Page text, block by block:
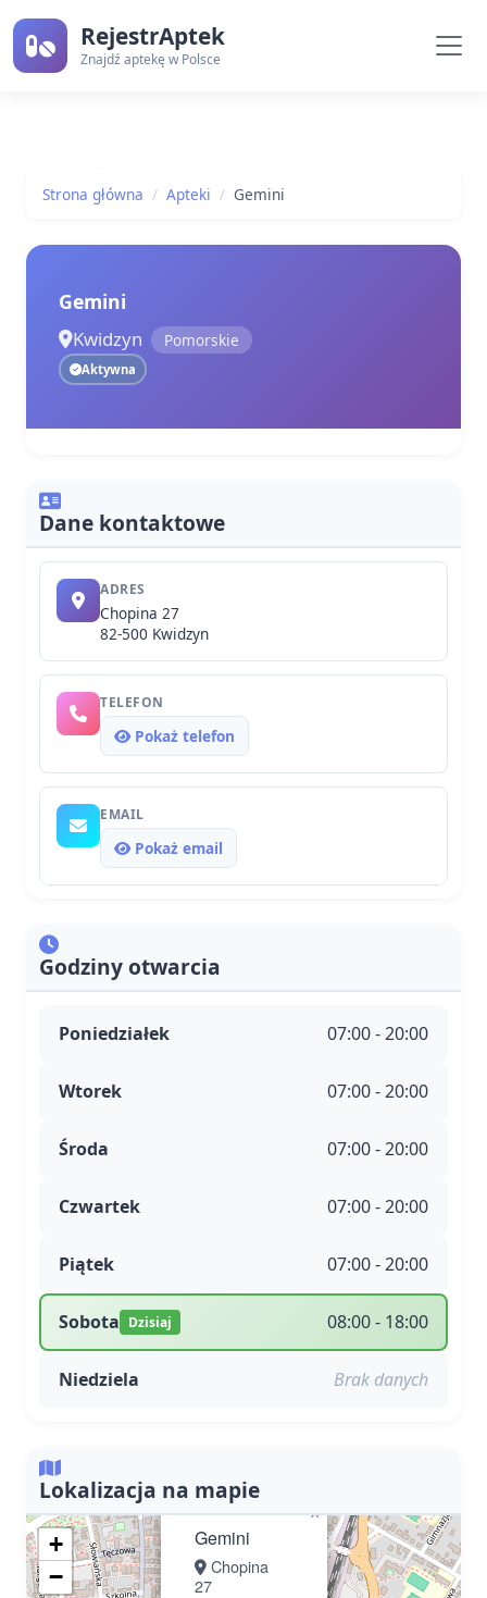
RejestrAptek
Znajdź aptekę w Polsce
Strona główna Apteki Gemini
Gemini
Kwidzyn Pomorskie
Aktywna
Dane kontaktowe
ADRES
Chopina 27
82-500 Kwidzyn
TELEFON
Pokaż telefon
EMAIL
Pokaż email
Godziny otwarcia
Poniedziałek 07:00 - 20:00
Wtorek 07:00 - 20:00
Środa 07:00 - 20:00
Czwartek 07:00 - 20:00
Piątek 07:00 - 20:00
Sobota Dzisiaj 08:00 - 18:00
Niedziela Brak danych
Lokalizacja na mapie
Gemini
Chopina
27
×
+
−